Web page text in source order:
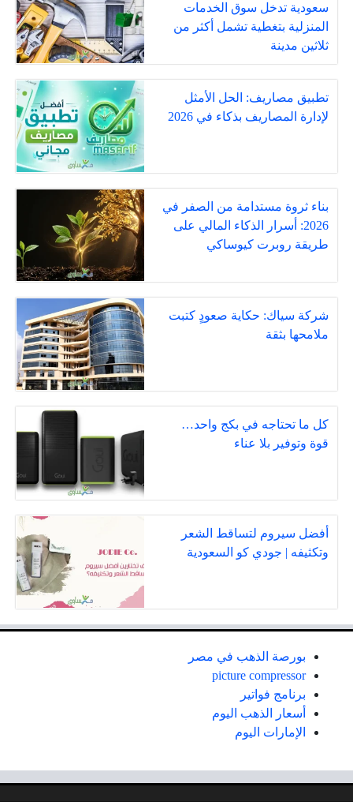
سعودية تدخل سوق الخدمات
المنزلية بتغطية تشمل أكثر من
ثلاثين مدينة
تطبيق مصاريف: الحل الأمثل
لإدارة المصاريف بذكاء في 2026
بناء ثروة مستدامة من الصفر في
2026: أسرار الذكاء المالي على
طريقة روبرت كيوساكي
شركة سياك: حكاية صعودٍ كتبت
ملامحها بثقة
كل ما تحتاجه في بكج واحد…
قوة وتوفير بلا عناء
أفضل سيروم لتساقط الشعر
وتكثيفه | جودي كو السعودية
بورصة الذهب في مصر
picture compressor
برنامج فواتير
أسعار الذهب اليوم
الإمارات اليوم